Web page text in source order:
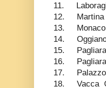
11.
12. Martina
13. Monaco
14.
15.
16.
17.
18. Vacca